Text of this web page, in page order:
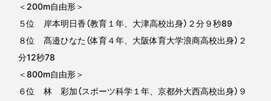
＜200m自由形＞
５位 岸本明日香（教育１年、大津高校出身）２分９秒89
８位 髙邉ひなた（体育４年、大阪体育大学浪商高校出身）２
分12秒78
＜800m自由形＞
６位 林 彩加（スポーツ科学１年、京都外大西高校出身）９